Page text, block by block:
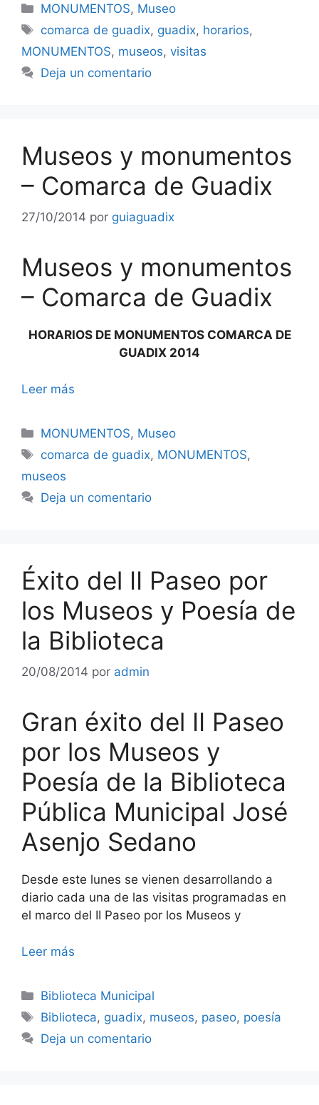
Categorías
MONUMENTOS, Museo
Etiquetas
comarca de guadix, guadix, horarios,
MONUMENTOS, museos, visitas
Deja un comentario
Museos y monumentos
– Comarca de Guadix
27/10/2014 por guiaguadix
Museos y monumentos
– Comarca de Guadix
HORARIOS DE MONUMENTOS COMARCA DE
GUADIX 2014
Leer más
Categorías
MONUMENTOS, Museo
Etiquetas
comarca de guadix, MONUMENTOS,
museos
Deja un comentario
Éxito del II Paseo por
los Museos y Poesía de
la Biblioteca
20/08/2014 por admin
Gran éxito del II Paseo
por los Museos y
Poesía de la Biblioteca
Pública Municipal José
Asenjo Sedano
Desde este lunes se vienen desarrollando a
diario cada una de las visitas programadas en
el marco del II Paseo por los Museos y
Leer más
Categorías
Biblioteca Municipal
Etiquetas
Biblioteca, guadix, museos, paseo, poesía
Deja un comentario